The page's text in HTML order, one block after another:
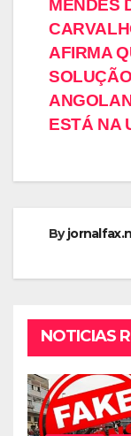
MENDES
AFIRMA
ESTÁ NA
By
NOTICIAS